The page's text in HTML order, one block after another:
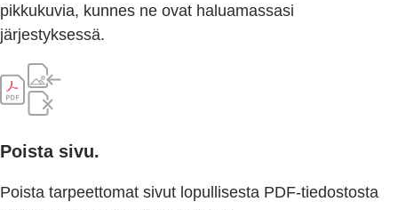
pikkukuvia, kunnes ne ovat haluamassasi
järjestyksessä.
Poista sivu.
Poista tarpeettomat sivut lopullisesta PDF-tiedostosta